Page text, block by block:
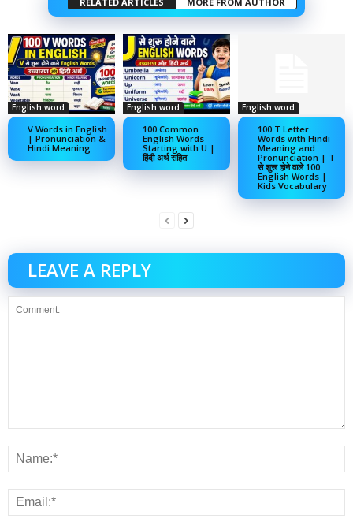
English word
V Words in English
| Pronunciation &
Hindi Meaning
English word
100 Common
English Words
Starting with U |
हिंदी अर्थ सहित
English word
100 T Letter
Words with Hindi
Meaning and
Pronunciation | T
से शुरू होने वाले 100
English Words |
Kids Vocabulary
LEAVE A REPLY